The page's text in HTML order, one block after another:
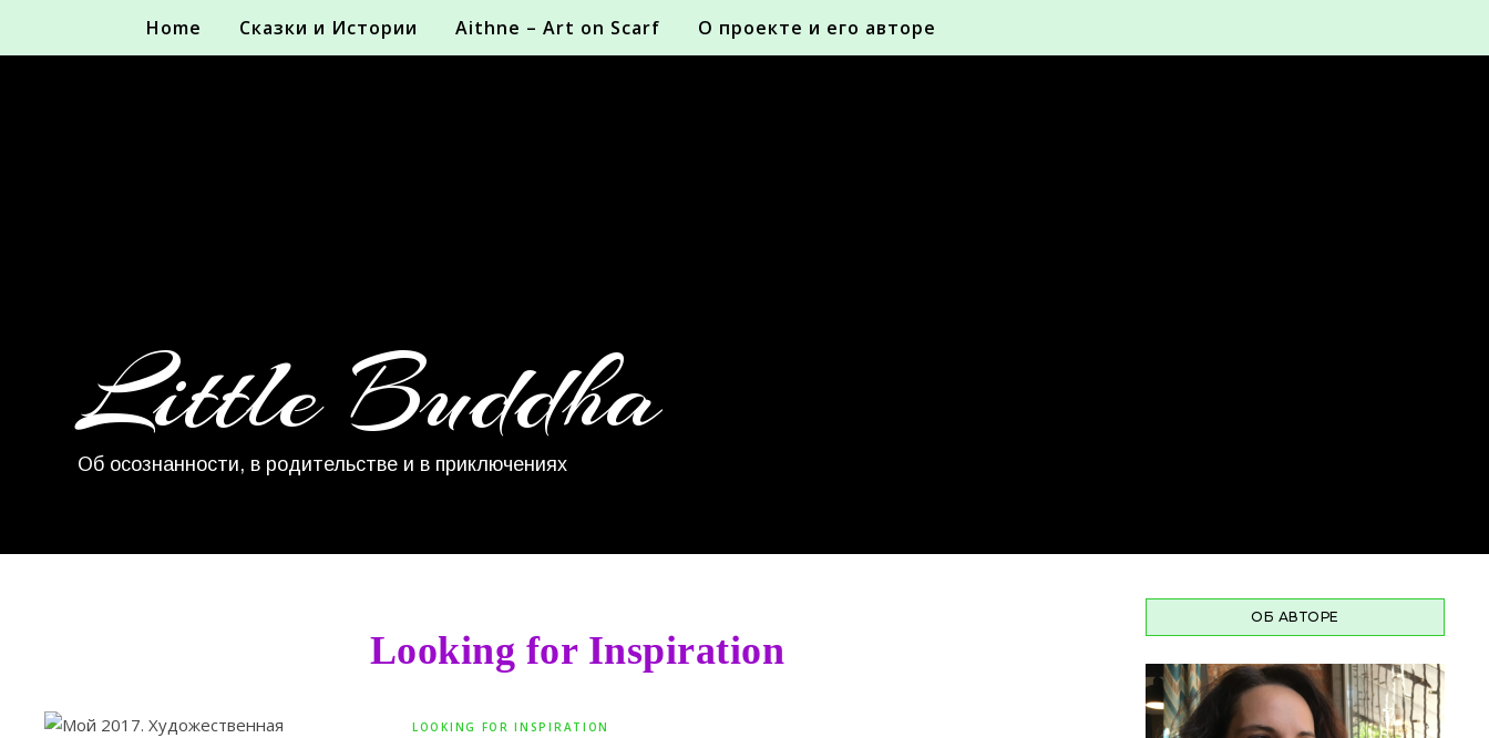
Home Сказки и Истории Aithne – Art on Scarf О проекте и его авторе
Little Buddha
Об осознанности, в родительстве и в приключениях
Looking for Inspiration
LOOKING FOR INSPIRATION
ОБ АВТОРЕ